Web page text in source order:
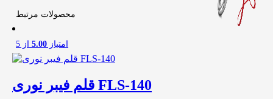
محصولات مرتبط
امتیاز 5.00 از 5
قلم فیبر نوری FLS-140